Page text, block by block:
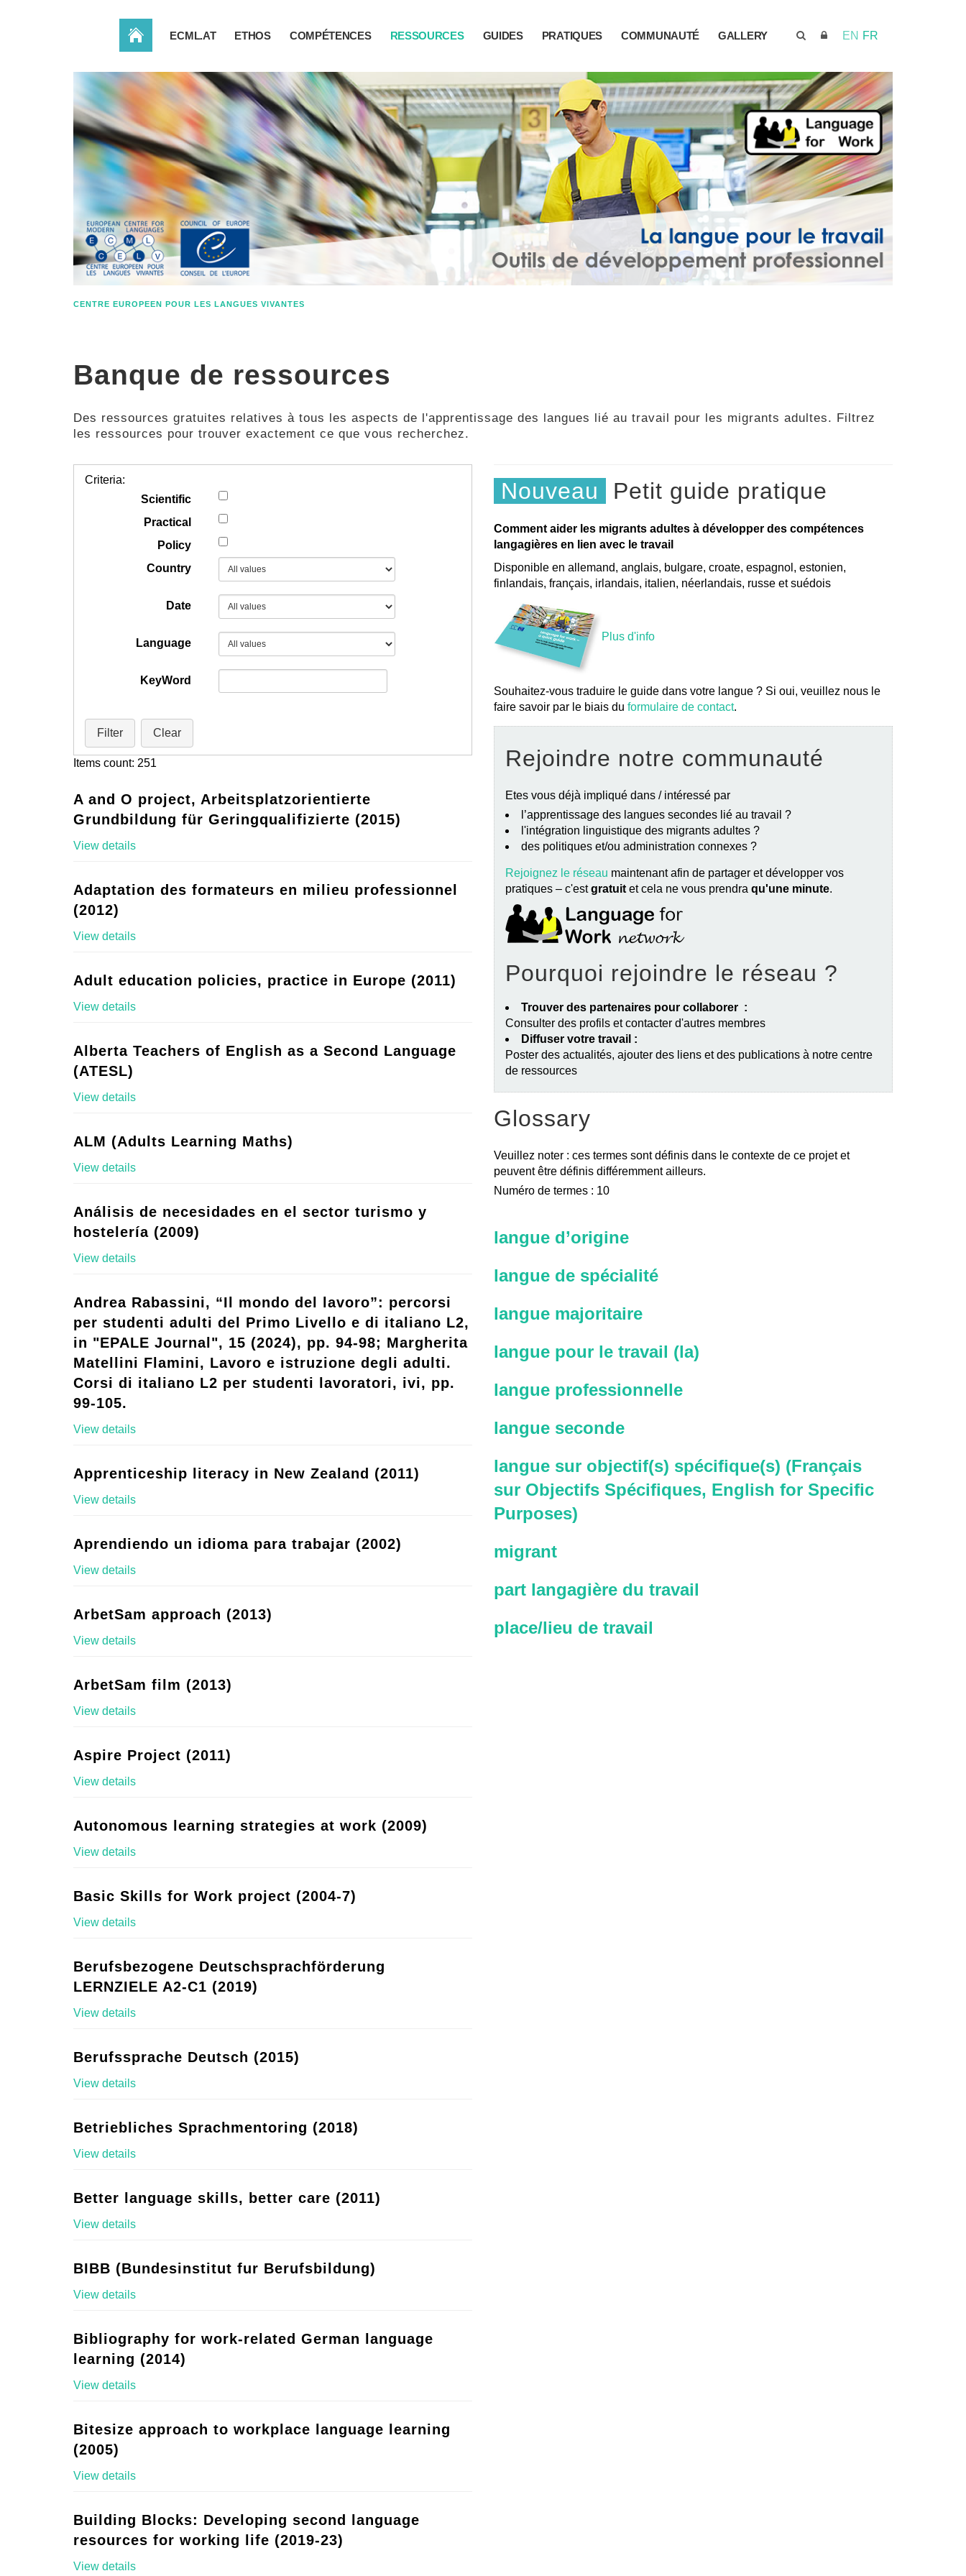
EN FR
ACCUEIL ECML.AT ETHOS COMPÉTENCES RESSOURCES GUIDES PRATIQUES COMMUNAUTÉ GALLERY
CENTRE EUROPEEN POUR LES LANGUES VIVANTES
Banque de ressources
Des ressources gratuites relatives à tous les aspects de l'apprentissage des langues lié au travail pour les migrants adultes. Filtrez
les ressources pour trouver exactement ce que vous recherchez.
Criteria:
Scientific
Practical
Policy
Country
Date
Language
KeyWord
Filter Clear
Items count: 251
A and O project, Arbeitsplatzorientierte
Grundbildung für Geringqualifizierte (2015)
View details
Adaptation des formateurs en milieu professionnel
(2012)
View details
Adult education policies, practice in Europe (2011)
View details
Alberta Teachers of English as a Second Language
(ATESL)
View details
ALM (Adults Learning Maths)
View details
Análisis de necesidades en el sector turismo y
hostelería (2009)
View details
Andrea Rabassini, “Il mondo del lavoro”: percorsi
per studenti adulti del Primo Livello e di italiano L2,
in "EPALE Journal", 15 (2024), pp. 94-98; Margherita
Matellini Flamini, Lavoro e istruzione degli adulti.
Corsi di italiano L2 per studenti lavoratori, ivi, pp.
99-105.
View details
Apprenticeship literacy in New Zealand (2011)
View details
Aprendiendo un idioma para trabajar (2002)
View details
ArbetSam approach (2013)
View details
ArbetSam film (2013)
View details
Aspire Project (2011)
View details
Autonomous learning strategies at work (2009)
View details
Basic Skills for Work project (2004-7)
View details
Berufsbezogene Deutschsprachförderung
LERNZIELE A2-C1 (2019)
View details
Berufssprache Deutsch (2015)
View details
Betriebliches Sprachmentoring (2018)
View details
Better language skills, better care (2011)
View details
BIBB (Bundesinstitut fur Berufsbildung)
View details
Bibliography for work-related German language
learning (2014)
View details
Bitesize approach to workplace language learning
(2005)
View details
Building Blocks: Developing second language
resources for working life (2019-23)
View details
Nouveau Petit guide pratique
Comment aider les migrants adultes à développer des compétences
langagières en lien avec le travail
Disponible en allemand, anglais, bulgare, croate, espagnol, estonien,
finlandais, français, irlandais, italien, néerlandais, russe et suédois
Plus d'info
Souhaitez-vous traduire le guide dans votre langue ? Si oui, veuillez nous le
faire savoir par le biais du formulaire de contact.
Rejoindre notre communauté
Etes vous déjà impliqué dans / intéressé par
l’apprentissage des langues secondes lié au travail ?
l'intégration linguistique des migrants adultes ?
des politiques et/ou administration connexes ?
Rejoignez le réseau maintenant afin de partager et développer vos
pratiques – c'estgratuit et cela ne vous prendra qu'une minute.
Pourquoi rejoindre le réseau ?
Trouver des partenaires pour collaborer :
Consulter des profils et contacter d'autres membres
Diffuser votre travail :
Poster des actualités, ajouter des liens et des publications à notre centre
de ressources
Glossary
Veuillez noter : ces termes sont définis dans le contexte de ce projet et
peuvent être définis différemment ailleurs.
Numéro de termes : 10
langue d’origine
langue de spécialité
langue majoritaire
langue pour le travail (la)
langue professionnelle
langue seconde
langue sur objectif(s) spécifique(s) (Français
sur Objectifs Spécifiques, English for Specific
Purposes)
migrant
part langagière du travail
place/lieu de travail